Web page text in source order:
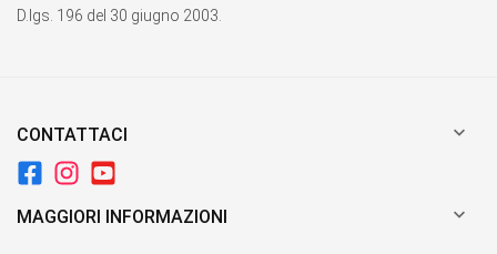
D.lgs. 196 del 30 giugno 2003.
CONTATTACI 
MAGGIORI INFORMAZIONI 